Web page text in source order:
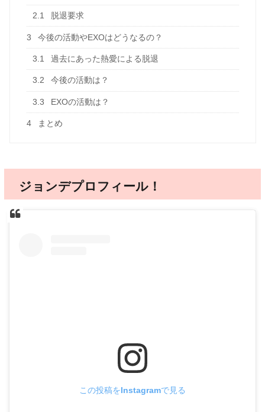
2.1 脱退要求
3 今後の活動やEXOはどうなるの？
3.1 過去にあった熱愛による脱退
3.2 今後の活動は？
3.3 EXOの活動は？
4 まとめ
ジョンデプロフィール！
この投稿をInstagramで見る